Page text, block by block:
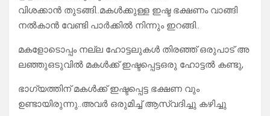
വിശക്കാൻ തുടങ്ങി..മകൾക്കുള്ള ഇഷ്ട ഭക്ഷണം വാങ്ങി
നൽകാൻ വേണ്ടി പാർക്കിൽ നിന്നും ഇറങ്ങി..
മകളോടൊപ്പം നല്ല ഹോട്ടലുകൾ തിരഞ്ഞ് ഒരുപാട് അ
ലഞ്ഞുഒടുവിൽ മകൾക്ക് ഇഷ്ടപ്പെട്ടഒരു ഹോട്ടൽ കണ്ടു,
ഭാഗ്യത്തിന് മകൾക്ക് ഇഷ്ടപ്പെട്ട ഭക്ഷണ വും
ഉണ്ടായിരുന്നു..അവർ ഒരുമിച്ച് ആസ്വദിച്ചു കഴിച്ചു